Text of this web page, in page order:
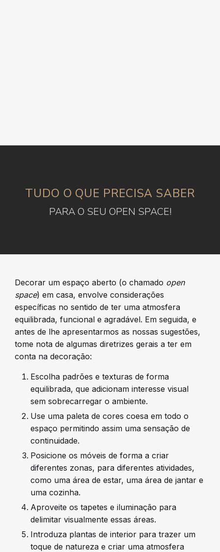
TUDO O QUE PRECISA SABER
PARA O SEU OPEN SPACE!
Decorar um espaço aberto (o chamado open
space) em casa, envolve considerações
específicas no sentido de ter uma atmosfera
equilibrada, funcional e agradável. Em seguida, e
antes de lhe apresentarmos as nossas sugestões,
tome nota de algumas diretrizes gerais a ter em
conta na decoração:
Escolha padrões e texturas de forma
equilibrada, que adicionam interesse visual
sem sobrecarregar o ambiente.
Use uma paleta de cores coesa em todo o
espaço permitindo assim uma sensação de
continuidade.
Posicione os móveis de forma a criar
diferentes zonas, para diferentes atividades,
como uma área de estar, uma área de jantar e
uma cozinha.
Aproveite os tapetes e iluminação para
delimitar visualmente essas áreas.
Introduza plantas de interior para trazer um
toque de natureza e criar uma atmosfera